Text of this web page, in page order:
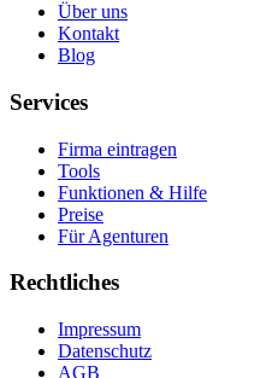
Über uns
Kontakt
Blog
Services
Firma eintragen
Tools
Funktionen & Hilfe
Preise
Für Agenturen
Rechtliches
Impressum
Datenschutz
AGB